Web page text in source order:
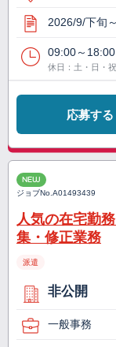
2026/9/下旬
09:00～18:00
休日：土・日・祝
応募する
NEW
ジョブNo.A01493439
人気の在宅勤
集・修正業務
派遣
非公開
一般事務